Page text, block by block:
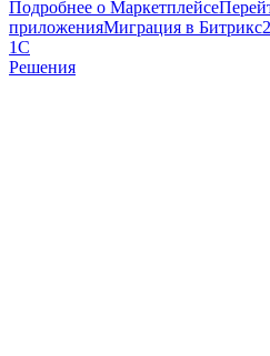
Подробнее о Маркетплейсе
приложенияМиграция в
1С
Решения